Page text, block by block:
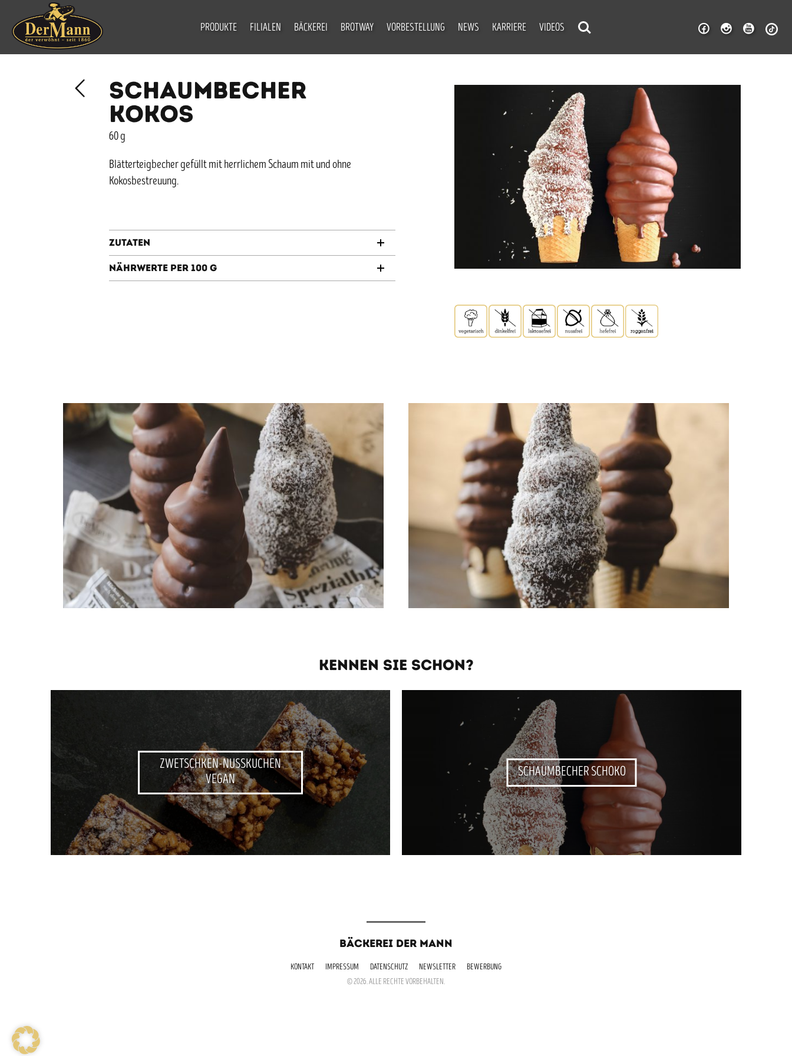
PRODUKTE FILIALEN BÄCKEREI BROTWAY VORBESTELLUNG NEWS KARRIERE VIDEOS
SCHAUMBECHER
KOKOS
60 g
Blätterteigbecher gefüllt mit herrlichem Schaum mit und ohne
Kokosbestreuung.
Zutaten
Nährwerte per 100 g
KENNEN SIE SCHON?
ZWETSCHKEN-NUSSKUCHEN
VEGAN
SCHAUMBECHER SCHOKO
BÄCKEREI DER MANN
KONTAKT IMPRESSUM DATENSCHUTZ NEWSLETTER
BEWERBUNG
© 2026. ALLE RECHTE VORBEHALTEN.